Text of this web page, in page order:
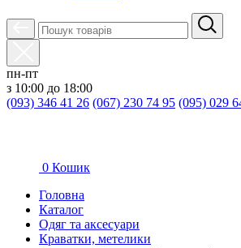
пн-пт
з 10:00 до 18:00
(093) 346 41 26 (067) 230 74 95 (095) 029
0 Кошик
Головна
Каталог
Oдяг та аксесуари
Краватки, метелики